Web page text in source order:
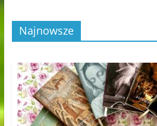
Najnowsze